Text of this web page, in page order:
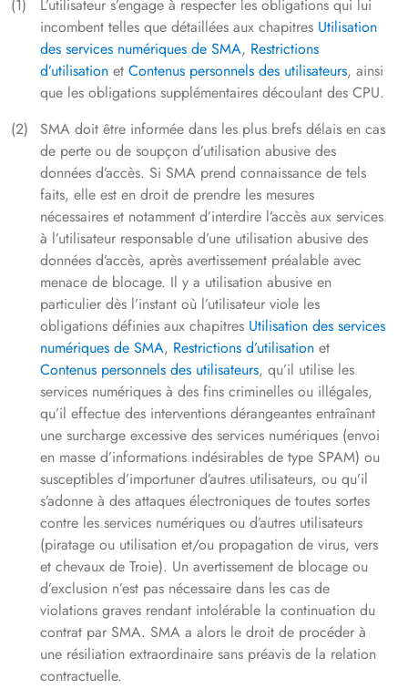
L’utilisateur s’engage à respecter les obligations qui lui
incombent telles que détaillées aux chapitres Utilisation
des services numériques de SMA, Restrictions
d’utilisation et Contenus personnels des utilisateurs, ainsi
que les obligations supplémentaires découlant des CPU.
SMA doit être informée dans les plus brefs délais en cas
de perte ou de soupçon d’utilisation abusive des
données d’accès. Si SMA prend connaissance de tels
faits, elle est en droit de prendre les mesures
nécessaires et notamment d’interdire l’accès aux services
à l’utilisateur responsable d’une utilisation abusive des
données d’accès, après avertissement préalable avec
menace de blocage. Il y a utilisation abusive en
particulier dès l’instant où l’utilisateur viole les
obligations définies aux chapitres Utilisation des services
numériques de SMA, Restrictions d’utilisation et
Contenus personnels des utilisateurs, qu’il utilise les
services numériques à des fins criminelles ou illégales,
qu’il effectue des interventions dérangeantes entraînant
une surcharge excessive des services numériques (envoi
en masse d’informations indésirables de type SPAM) ou
susceptibles d’importuner d’autres utilisateurs, ou qu’il
s’adonne à des attaques électroniques de toutes sortes
contre les services numériques ou d’autres utilisateurs
(piratage ou utilisation et/ou propagation de virus, vers
et chevaux de Troie). Un avertissement de blocage ou
d’exclusion n’est pas nécessaire dans les cas de
violations graves rendant intolérable la continuation du
contrat par SMA. SMA a alors le droit de procéder à
une résiliation extraordinaire sans préavis de la relation
contractuelle.